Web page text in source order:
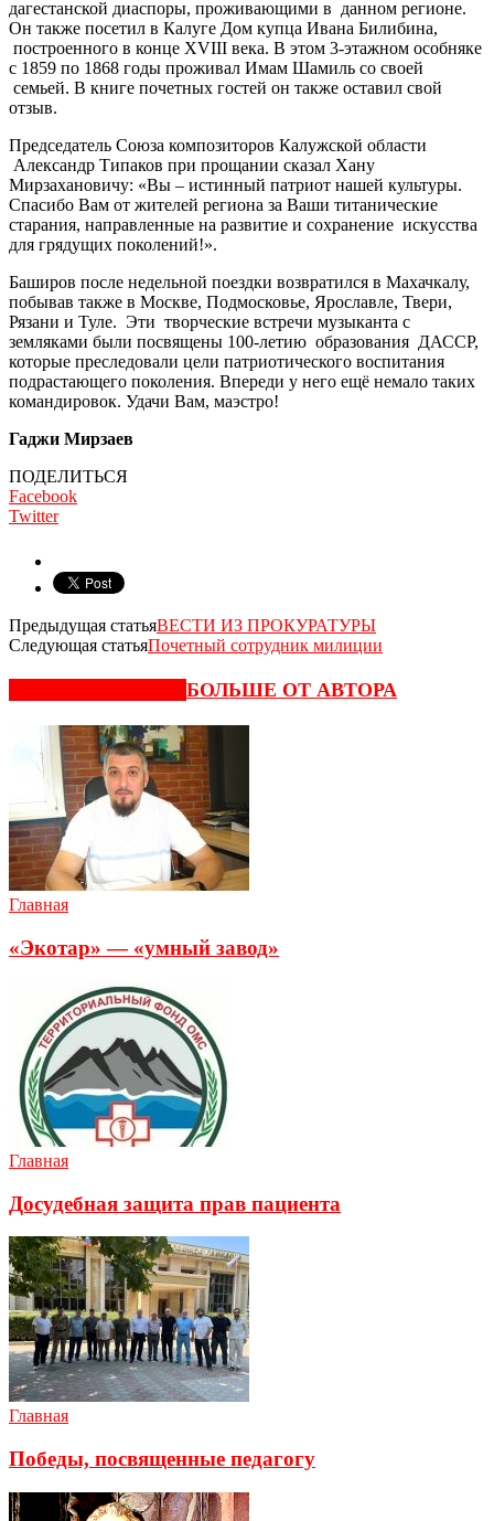
дагестанской диаспоры, проживающими в данном регионе.
Он также посетил в Калуге Дом купца Ивана Билибина,
построенного в конце ХVIII века. В этом 3-этажном особняке
с 1859 по 1868 годы проживал Имам Шамиль со своей
семьей. В книге почетных гостей он также оставил свой
отзыв.
Председатель Союза композиторов Калужской области
Александр Типаков при прощании сказал Хану
Мирзахановичу: «Вы – истинный патриот нашей культуры.
Спасибо Вам от жителей региона за Ваши титанические
старания, направленные на развитие и сохранение искусства
для грядущих поколений!».
Баширов после недельной поездки возвратился в Махачкалу,
побывав также в Москве, Подмосковье, Ярославле, Твери,
Рязани и Туле. Эти творческие встречи музыканта с
земляками были посвящены 100-летию образования ДАССР,
которые преследовали цели патриотического воспитания
подрастающего поколения. Впереди у него ещё немало таких
командировок. Удачи Вам, маэстро!
Гаджи Мирзаев
ПОДЕЛИТЬСЯ
Facebook
Twitter
Предыдущая статьяВЕСТИ ИЗ ПРОКУРАТУРЫ
Следующая статьяПочетный сотрудник милиции
БОЛЬШЕ ОТ АВТОРА
Главная
«Экотар» — «умный завод»
Главная
Досудебная защита прав пациента
Главная
Победы, посвященные педагогу